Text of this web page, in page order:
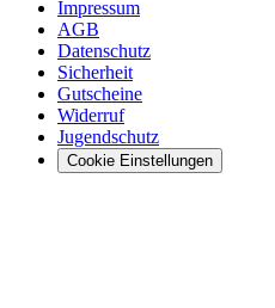
Impressum
AGB
Datenschutz
Sicherheit
Gutscheine
Widerruf
Jugendschutz
Cookie Einstellungen